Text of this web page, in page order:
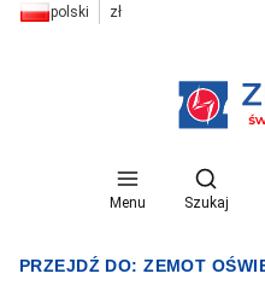
polski zł
Menu
Otwórz
Szukaj
PRZEJDŹ DO:ZEMOT OŚWIETLENIE I